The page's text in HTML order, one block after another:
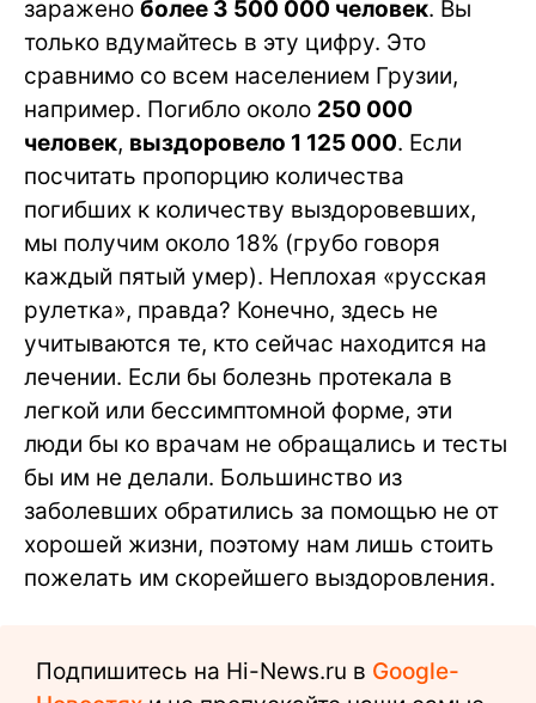
заражено более 3 500 000 человек. Вы
только вдумайтесь в эту цифру. Это
сравнимо со всем населением Грузии,
например. Погибло около 250 000
человек, выздоровело 1 125 000. Если
посчитать пропорцию количества
погибших к количеству выздоровевших,
мы получим около 18% (грубо говоря
каждый пятый умер). Неплохая «русская
рулетка», правда? Конечно, здесь не
учитываются те, кто сейчас находится на
лечении. Если бы болезнь протекала в
легкой или бессимптомной форме, эти
люди бы ко врачам не обращались и тесты
бы им не делали. Большинство из
заболевших обратились за помощью не от
хорошей жизни, поэтому нам лишь стоить
пожелать им скорейшего выздоровления.
Подпишитесь на Hi-News.ru в Google-